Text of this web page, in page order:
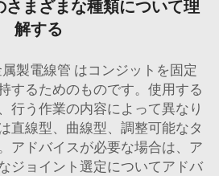
さまざまな種類について理
解する
製電線管 はコンジットを固定
するためのものです。使用する
行う作業の内容によって異なり
直線型、曲線型、調整可能なタ
アドバイスが必要な場合は、ア
ジョイント選定についてアドバ